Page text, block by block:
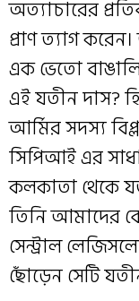
অত্যাচারের
প্রাণ ত্যাগ
এক ভেতো
এই যতীন দাস?
আর্মির সদস্য
সিপিআই এর
কলকাতা থেকে
তিনি আমাদের
সেন্ট্রাল
ছোঁড়েন সেটি